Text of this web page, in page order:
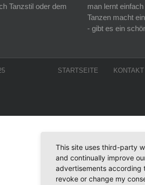
Tanzstil oder dem
man lernt
Tanzen macht
- gibt es ein
STARTSEITE
This site uses third-party
and continually improve
advertisements according
revoke or change my